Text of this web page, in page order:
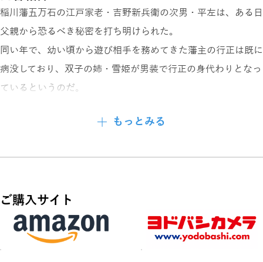
稲川藩五万石の江戸家老・吉野新兵衛の次男・平左は、ある日
父親から恐るべき秘密を打ち明けられた。
同い年で、幼い頃から遊び相手を務めてきた藩主の行正は既に
病没しており、双子の姉・雪姫が男装で行正の身代わりとなっ
ているというのだ。
れは将軍家からの推挙のため断ることができない話だった。
の侍女、行儀見習いの町娘など、美女たちにあり余る淫気をぶ
つけていくのだが…。傑作長編時代小説。
もっとみる
ご購入サイト